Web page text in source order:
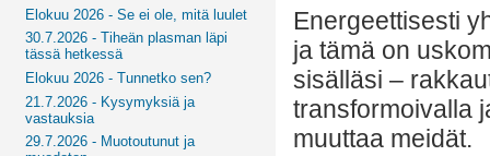
Elokuu 2026 - Se ei ole, mitä luulet
30.7.2026 - Tiheän plasman läpi
tässä hetkessä
Elokuu 2026 - Tunnetko sen?
21.7.2026 - Kysymyksiä ja
vastauksia
29.7.2026 - Muotoutunut ja
Energeettisesti
ja tämä on
sisälläsi –
transformoivalla
muuttaa meidät.